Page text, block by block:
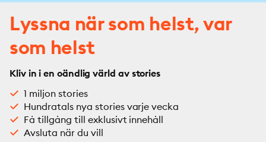
Lyssna när som helst, var
som helst
Kliv in i en oändlig värld av stories
1 miljon stories
Hundratals nya stories varje vecka
Få tillgång till exklusivt innehåll
Avsluta när du vill